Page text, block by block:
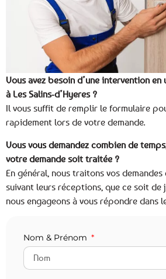
Vous avez besoin d’une intervention en
à Les Salins-d’Hyeres ?
Il vous suffit de remplir le formulaire
rapidement lors de votre demande.
Vous vous demandez combien de
votre demande soit traitée ?
En général, nous traitons vos
suivant leurs réceptions, que ce soit de
nous engageons à vous répondre dans
Nom & Prénom